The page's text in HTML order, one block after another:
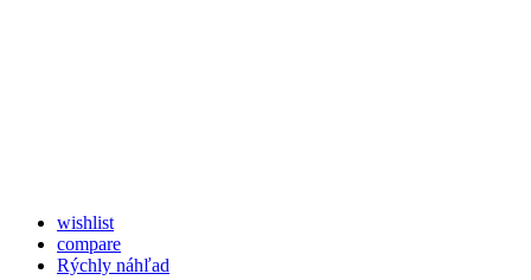
wishlist
compare
Rýchly náhľad